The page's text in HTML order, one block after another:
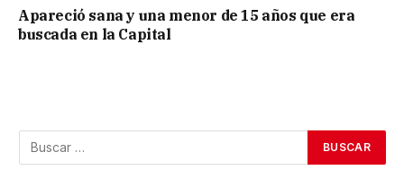
Apareció sana y una menor de 15 años que era
buscada en la Capital